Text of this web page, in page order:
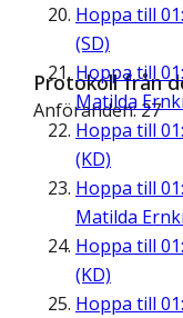
Hoppa till
(SD)
Hoppa till
Matilda
Hoppa till
(KD)
Hoppa till
Matilda
Hoppa till
(KD)
Hoppa till
Protokoll från
Anföranden: 27